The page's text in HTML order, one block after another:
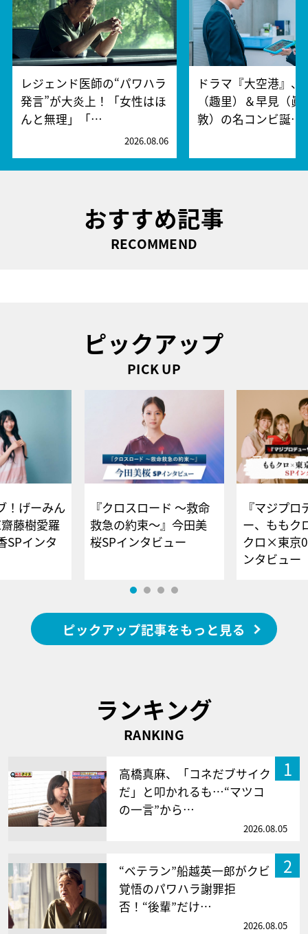
レジェンド医師の“パワハラ
発言”が大炎上！「女性はほ
んと無理」「…
2026.08.06
ドラマ『大空港』、
（趣里）＆早見（眞
敦）の名コンビ誕…
おすすめ記事
RECOMMEND
ピックアップ
PICK UP
！げーみん
藤樹愛羅
SPインタ
『クロスロード ～救命
救急の約束～』今田美
桜SPインタビュー
『マジプロ
ー、ももク
クロ×東京
ンタビュー
ピックアップ記事をもっと見る
ランキング
RANKING
1
高橋真麻、「コネだブサイク
だ」と叩かれるも…“マツコ
の一言”から…
2026.08.05
2
“ベテラン”船越英一郎がクビ
覚悟のパワハラ謝罪拒
否！“後輩”だけ…
2026.08.05